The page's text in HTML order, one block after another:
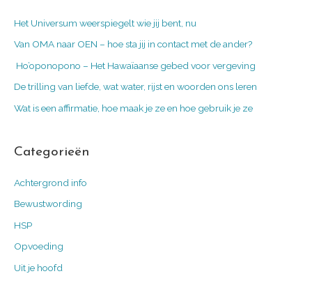
Het Universum weerspiegelt wie jij bent, nu
Van OMA naar OEN – hoe sta jij in contact met de ander?
Ho’oponopono – Het Hawaïaanse gebed voor vergeving
De trilling van liefde, wat water, rijst en woorden ons leren
Wat is een affirmatie, hoe maak je ze en hoe gebruik je ze
Categorieën
Achtergrond info
Bewustwording
HSP
Opvoeding
Uit je hoofd